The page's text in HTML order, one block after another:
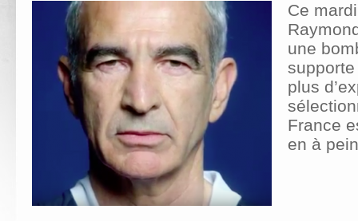
Ce
une
plus
France
en à